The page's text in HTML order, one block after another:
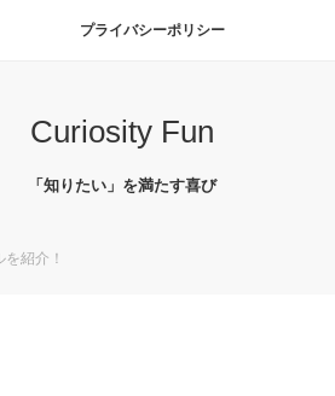
プライバシーポリシー
Curiosity Fun
「知りたい」を満たす喜び
紹介！